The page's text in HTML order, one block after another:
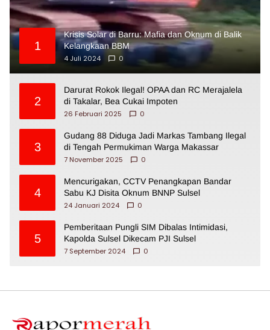
1
Krisis Solar di Barru: Mafia dan Oknum di Balik
Kelangkaan BBM
4 Juli 2024
0
2
Darurat Rokok Ilegal! OPAA dan RC Merajalela
di Takalar, Bea Cukai Impoten
26 Februari 2025
0
3
Gudang 88 Diduga Jadi Markas Tambang Ilegal
di Tengah Permukiman Warga Makassar
7 November 2025
0
4
Mencurigakan, CCTV Penangkapan Bandar
Sabu KJ Disita Oknum BNNP Sulsel
24 Januari 2024
0
5
Pemberitaan Pungli SIM Dibalas Intimidasi,
Kapolda Sulsel Dikecam PJI Sulsel
7 September 2024
0